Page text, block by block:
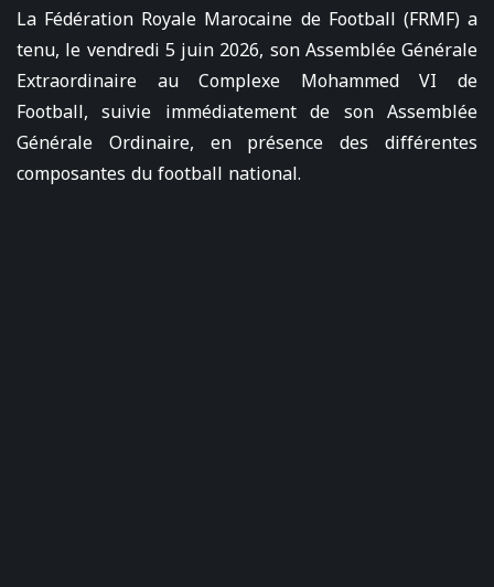
La Fédération Royale Marocaine de Football (FRMF) a
tenu, le vendredi 5 juin 2026, son Assemblée Générale
Extraordinaire au Complexe Mohammed VI de
Football, suivie immédiatement de son Assemblée
Générale Ordinaire, en présence des différentes
composantes du football national.